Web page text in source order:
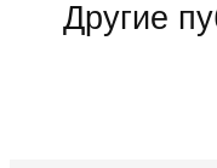
Другие